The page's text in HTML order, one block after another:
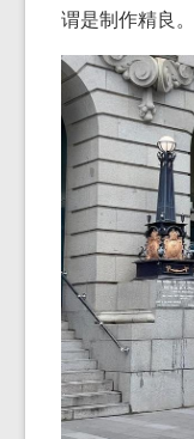
谓是制作精良。